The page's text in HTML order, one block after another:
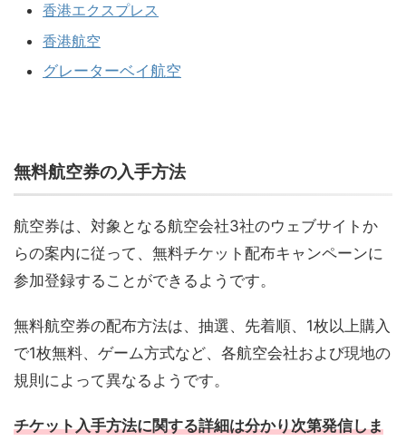
香港エクスプレス
香港航空
グレーターベイ航空
無料航空券の入手方法
航空券は、対象となる航空会社3社のウェブサイトか
らの案内に従って、 無料チケット配布キャンペーンに
参加登録することができるようです。
無料航空券の配布方法は、抽選、先着順、1枚以上購入
で1枚無料、ゲーム方式など、各航空会社および現地の
規則によって異なるようです。
チケット入手方法に関する詳細は分かり次第発信しま